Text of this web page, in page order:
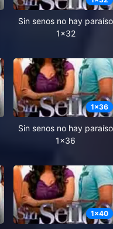
Sin senos no hay paraíso
1x32
1x36
Sin senos no hay paraíso
1x36
1x40